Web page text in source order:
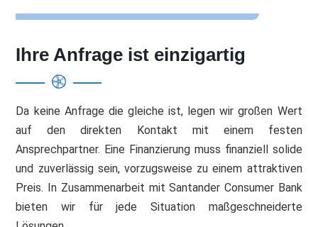
Ihre Anfrage ist einzigartig
Da keine Anfrage die gleiche ist, legen wir großen Wert
auf den direkten Kontakt mit einem festen
Ansprechpartner. Eine Finanzierung muss finanziell solide
und zuverlässig sein, vorzugsweise zu einem attraktiven
Preis. In Zusammenarbeit mit Santander Consumer Bank
bieten wir für jede Situation maßgeschneiderte